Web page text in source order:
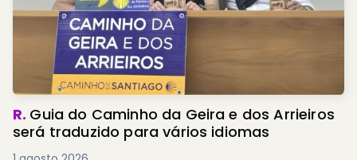
R. Guia do Caminho da Geira e dos Arrieiros
será traduzido para vários idiomas